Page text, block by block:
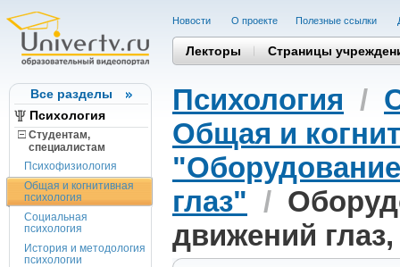
Все разделы
Психология
Студентам,
cпециалистам
Психофизиология
Общая и когнитивная
психология
Социальная
психология
История и методология
психологии
Новости О проекте Полезные cсылки
Лекторы Страницы
Психология /
Общая и
глаз" /
движений глаз,